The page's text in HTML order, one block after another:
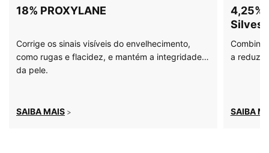
18% PROXYLANE
Corrige os sinais visíveis do envelhecimento,
como rugas e flacidez, e mantém a integridade
da pele.
SAIBA MAIS >
4,25%
a reduzir
SAIBA